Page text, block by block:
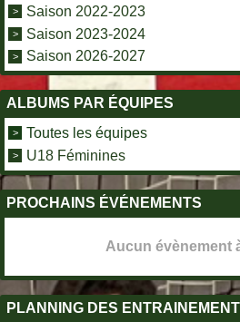
Saison 2022-2023
Saison 2023-2024
Saison 2026-2027
ALBUMS PAR ÉQUIPES
Toutes les équipes
U18 Féminines
PROCHAINS ÉVÉNEMENTS
Aucun évènement
PLANNING DES